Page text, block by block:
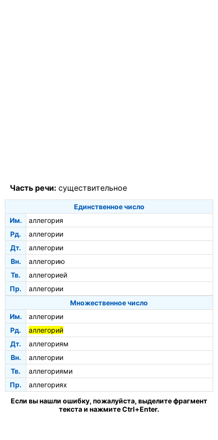
Часть речи: существительное
Единственное число
Им.
аллегория
Рд.
аллегории
Дт.
аллегории
Вн.
аллегорию
Тв.
аллегорией
Пр.
аллегории
Множественное число
Им.
аллегории
Рд.
аллегорий
Дт.
аллегориям
Вн.
аллегории
Тв.
аллегориями
Пр.
аллегориях
Если вы нашли ошибку, пожалуйста, выделите фрагмент
текста и нажмите Ctrl+Enter.